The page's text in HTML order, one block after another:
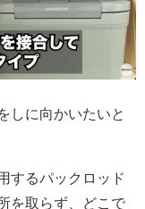
しに向かいたいと
するパックロッド
を取らず、どこで